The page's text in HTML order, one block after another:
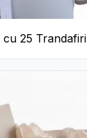
25 Trandafiri